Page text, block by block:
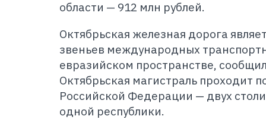
области — 912 млн рублей.
Октябрьская железная дорога
звеньев международных
евразийском пространстве,
Октябрьская магистраль проходит
Российской Федерации — двух
одной республики.